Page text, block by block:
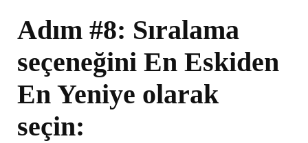
Adım #8: Sıralama
seçeneğini En Eskiden
En Yeniye olarak
seçin: